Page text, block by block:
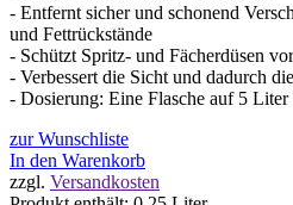
- Entfernt sicher und schonend
und Fettrückstände
- Schützt Spritz- und Fächerdüsen
- Verbessert die Sicht und dadurch
- Dosierung: Eine Flasche auf 5 Liter
zur Wunschliste
In den Warenkorb
zzgl. Versandkosten